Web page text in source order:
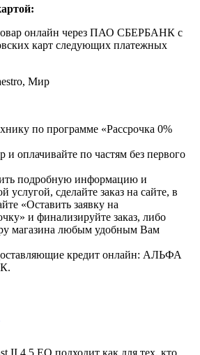
онлайн через ПАО СБЕРБАНК с
карт следующих платежных
по программе «Рассрочка 0%
и оплачивайте по частям без первого
подробную информацию и
услугой, сделайте заказ на сайте, в
«Оставить заявку на
и финализируйте заказ, либо
магазина любым удобным Вам
кредит онлайн: АЛЬФА
II 4.5 EQ подходит как для тех, кто